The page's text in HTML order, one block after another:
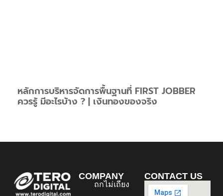
หลักการบริหารจัดการพื้นฐานที่ FIRST JOBBER
ควรรู้ มีอะไรบ้าง ? | เงินทองของจริง
COMPANY
ถกไม่เถียง
CONTACT US